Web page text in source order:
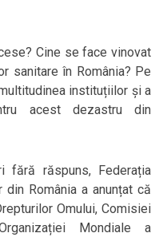
Cine se face vinovat
sanitare în România? Pe
instituțiilor și a
acest dezastru din
fără răspuns, Federația
România a anunțat că
Omului, Comisiei
Mondiale a